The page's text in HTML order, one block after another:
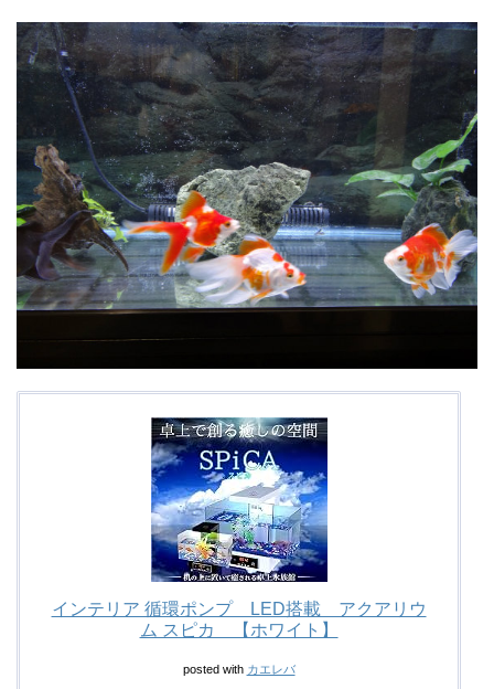
インテリア 循環ポンプ LED搭載 アクアリウ
ム スピカ 【ホワイト】
posted with カエレバ